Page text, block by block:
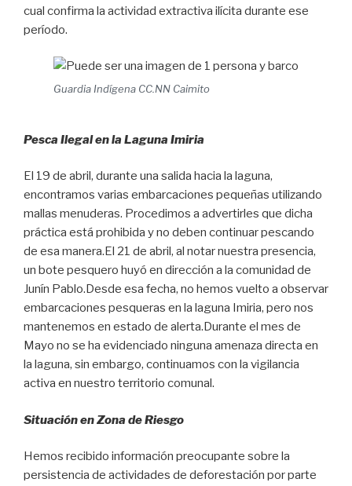
cual confirma la actividad extractiva ilícita durante ese
período.
Guardia Indígena CC.NN Caimito
Pesca Ilegal en la Laguna Imiria
El 19 de abril, durante una salida hacia la laguna,
encontramos varias embarcaciones pequeñas utilizando
mallas menuderas. Procedimos a advertirles que dicha
práctica está prohibida y no deben continuar pescando
de esa manera.El 21 de abril, al notar nuestra presencia,
un bote pesquero huyó en dirección a la comunidad de
Junín Pablo.Desde esa fecha, no hemos vuelto a observar
embarcaciones pesqueras en la laguna Imiria, pero nos
mantenemos en estado de alerta.Durante el mes de
Mayo no se ha evidenciado ninguna amenaza directa en
la laguna, sin embargo, continuamos con la vigilancia
activa en nuestro territorio comunal.
Situación en Zona de Riesgo
Hemos recibido información preocupante sobre la
persistencia de actividades de deforestación por parte